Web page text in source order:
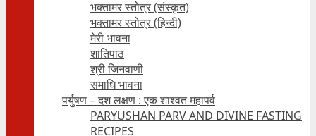
भक्तामर स्तोत्र (संस्कृत)
भक्तामर स्तोत्र (हिन्दी)
मेरी भावना
शांतिपाठ
श्री जिनवाणी
समाधि भावना
पर्युषण – दश लक्षण : एक शाश्वत महापर्व
PARYUSHAN PARV AND DIVINE FASTING
RECIPES